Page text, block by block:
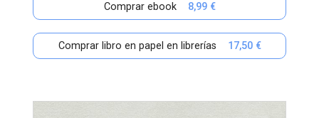
Comprar ebook 8,99 €
Comprar libro en papel en librerías 17,50 €